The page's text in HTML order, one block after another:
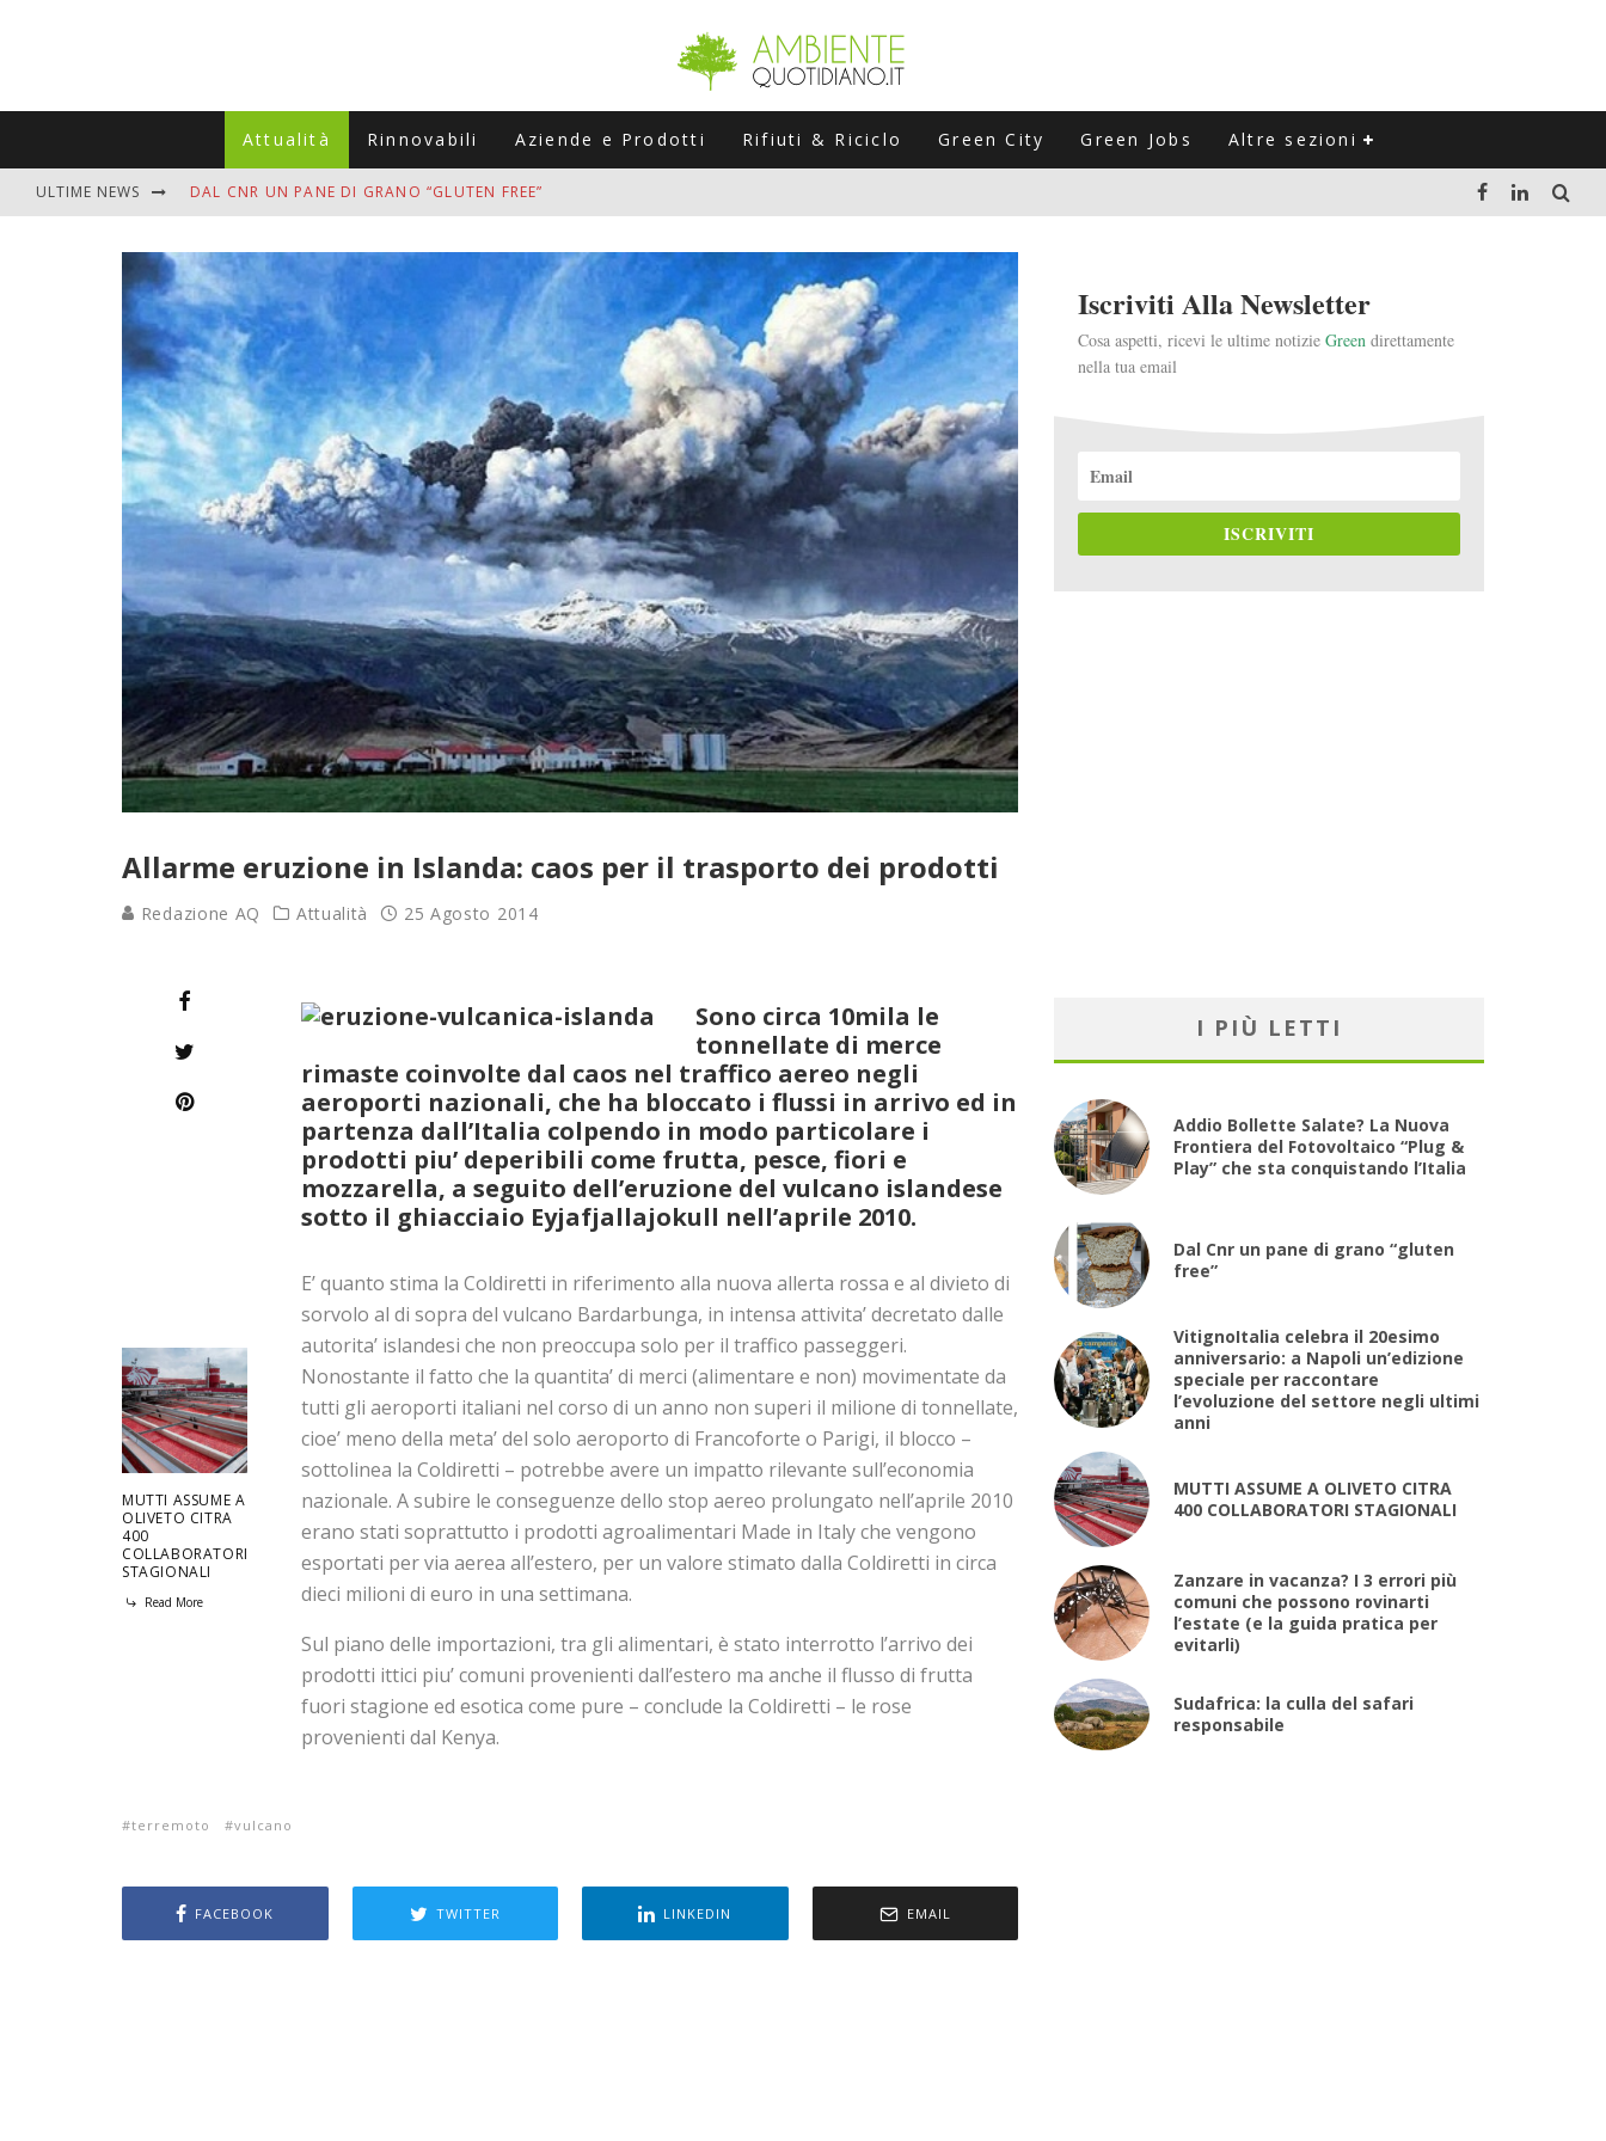
Attualità Rinnovabili Aziende e Prodotti Rifiuti & Riciclo Green City Green Jobs Altre sezioni
ULTIME NEWS DAL CNR UN PANE DI GRANO “GLUTEN FREE”
MUTTI ASSUME A OLIVETO CITRA 400 COLLABORATORI STAGIONALI
ZANZARE IN VACANZA? I 3 ERRORI PIÙ COMUNI CHE POSSONO ROVINARTI L’ESTATE (E LA GUIDA PRATICA PER EVITARLI)
ADDIO BOLLETTE SALATE? LA NUOVA FRONTIERA DEL FOTOVOLTAICO "PLUG & PLAY" CHE STA CONQUISTANDO L'ITALIA
Allarme eruzione in Islanda: caos per il trasporto dei prodotti
Redazione AQ Attualità 25 Agosto 2014
MUTTI ASSUME A
OLIVETO CITRA
400
COLLABORATORI
STAGIONALI
Read More
Sono circa 10mila le
tonnellate di merce
rimaste coinvolte dal caos nel traffico aereo negli
aeroporti nazionali, che ha bloccato i flussi in arrivo ed in
partenza dall’Italia colpendo in modo particolare i
prodotti piu’ deperibili come frutta, pesce, fiori e
mozzarella, a seguito dell’eruzione del vulcano islandese
sotto il ghiacciaio Eyjafjallajokull nell’aprile 2010.
E’ quanto stima la Coldiretti in riferimento alla nuova allerta rossa e al divieto di
sorvolo al di sopra del vulcano Bardarbunga, in intensa attivita’ decretato dalle
autorita’ islandesi che non preoccupa solo per il traffico passeggeri.
Nonostante il fatto che la quantita’ di merci (alimentare e non) movimentate da
tutti gli aeroporti italiani nel corso di un anno non superi il milione di tonnellate,
cioe’ meno della meta’ del solo aeroporto di Francoforte o Parigi, il blocco –
sottolinea la Coldiretti – potrebbe avere un impatto rilevante sull’economia
nazionale. A subire le conseguenze dello stop aereo prolungato nell’aprile 2010
erano stati soprattutto i prodotti agroalimentari Made in Italy che vengono
esportati per via aerea all’estero, per un valore stimato dalla Coldiretti in circa
dieci milioni di euro in una settimana.
Sul piano delle importazioni, tra gli alimentari, è stato interrotto l’arrivo dei
prodotti ittici piu’ comuni provenienti dall’estero ma anche il flusso di frutta
fuori stagione ed esotica come pure – conclude la Coldiretti – le rose
provenienti dal Kenya.
terremoto vulcano
FACEBOOK TWITTER LINKEDIN EMAIL
Iscriviti Alla Newsletter
Cosa aspetti, ricevi le ultime notizie Green direttamente
nella tua email
ISCRIVITI
I PIÙ LETTI
Addio Bollette Salate? La Nuova
Frontiera del Fotovoltaico “Plug &
Play” che sta conquistando l’Italia
Dal Cnr un pane di grano “gluten
free”
VitignoItalia celebra il 20esimo
anniversario: a Napoli un’edizione
speciale per raccontare
l’evoluzione del settore negli ultimi
anni
MUTTI ASSUME A OLIVETO CITRA
400 COLLABORATORI STAGIONALI
Zanzare in vacanza? I 3 errori più
comuni che possono rovinarti
l’estate (e la guida pratica per
evitarli)
Sudafrica: la culla del safari
responsabile